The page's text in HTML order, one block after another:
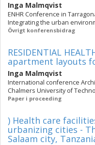
Inga Malmqvist
ENHR Conference in
Integrating the urban
Övrigt konferensbidrag
RESIDENTIAL
apartment layouts
Inga Malmqvist
International conference
Chalmers University of
Paper i proceeding
) Health care
urbanizing cities -
Salaam city,